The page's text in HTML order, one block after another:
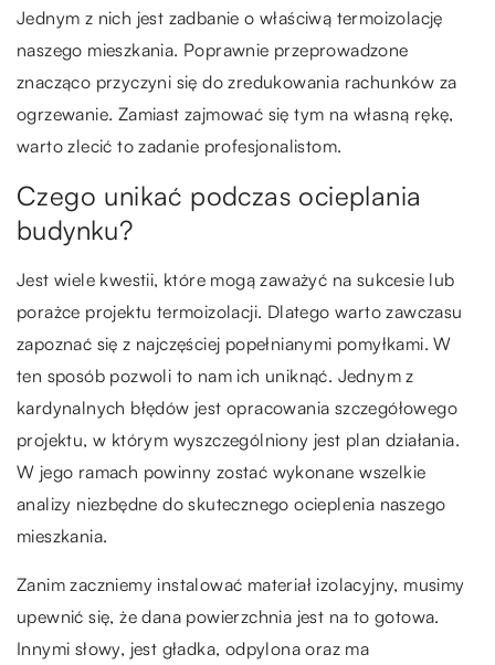
Jednym z nich jest zadbanie o właściwą termoizolację
naszego mieszkania. Poprawnie przeprowadzone
znacząco przyczyni się do zredukowania rachunków za
ogrzewanie. Zamiast zajmować się tym na własną rękę,
warto zlecić to zadanie profesjonalistom.
Czego unikać podczas ocieplania
budynku?
Jest wiele kwestii, które mogą zaważyć na sukcesie lub
porażce projektu termoizolacji. Dlatego warto zawczasu
zapoznać się z najczęściej popełnianymi pomyłkami. W
ten sposób pozwoli to nam ich uniknąć. Jednym z
kardynalnych błędów jest opracowania szczegółowego
projektu, w którym wyszczególniony jest plan działania.
W jego ramach powinny zostać wykonane wszelkie
analizy niezbędne do skutecznego ocieplenia naszego
mieszkania.
Zanim zaczniemy instalować materiał izolacyjny, musimy
upewnić się, że dana powierzchnia jest na to gotowa.
Innymi słowy, jest gładka, odpylona oraz ma